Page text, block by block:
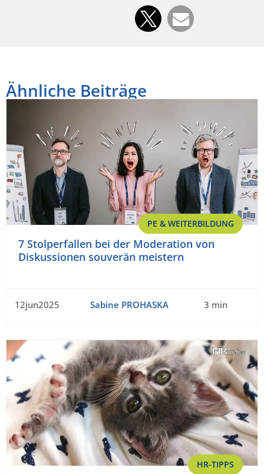
Ähnliche Beiträge
PE & WEITERBILDUNG
7 Stolperfallen bei der Moderation von
Diskussionen souverän meistern
12jun2025 Sabine PROHASKA 3 min
HR-TIPPS